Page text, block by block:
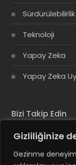
Gizliliğinize
Gezinme
Sürdürülebilirlik
Teknoloji
Yapay Zeka
Yapay Zeka
Bizi Takip Edin